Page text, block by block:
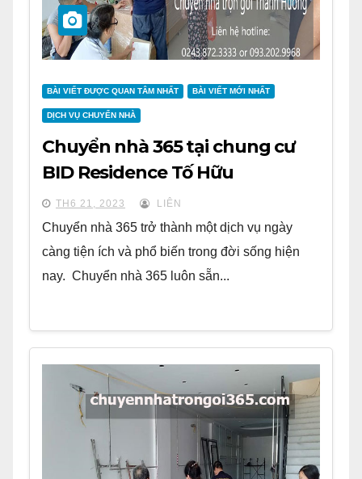
BÀI VIẾT ĐƯỢC QUAN TÂM NHẤT BÀI VIẾT MỚI NHẤT
DỊCH VỤ CHUYỂN NHÀ
Chuyển nhà 365 tại chung cư
BID Residence Tố Hữu
TH6 21, 2023 LIÊN
Chuyển nhà 365 trở thành một dịch vụ ngày
càng tiện ích và phổ biến trong đời sống hiện
nay. Chuyển nhà 365 luôn sẵn...